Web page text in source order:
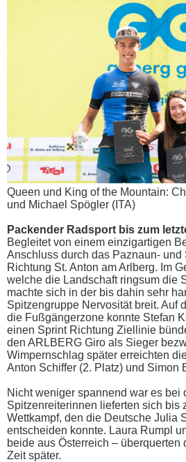
Queen und King of the Mountain:
und Michael Spögler (ITA)
Packender Radsport bis zum
Begleitet von einem einzigartigen
Anschluss durch das Paznaun- und
Richtung St. Anton am Arlberg. Im
welche die Landschaft ringsum die
machte sich in der bis dahin sehr
Spitzengruppe Nervosität breit. Auf
die Fußgängerzone konnte Stefan
einen Sprint Richtung Ziellinie
den ARLBERG Giro als Sieger
Wimpernschlag später erreichten
Anton Schiffer (2. Platz) und Simon
Nicht weniger spannend war es bei
Spitzenreiterinnen lieferten sich bis
Wettkampf, den die Deutsche Julia
entscheiden konnte. Laura Rumpl
beide aus Österreich –
Zeit später.